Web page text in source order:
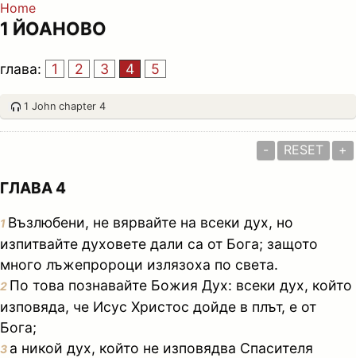
Home
1 ЙОАНОВО
глава: 1 2 3 4 5
1 John chapter 4
- RESET +
ГЛАВА 4
1 Възлюбени, не вярвайте на всеки дух, но
изпитвайте духовете дали са от Бога; защото
много лъжепророци излязоха по света.
2 По това познавайте Божия Дух: всеки дух, който
изповяда, че Исус Христос дойде в плът, е от
Бога;
3 а никой дух, който не изповядва Спасителя